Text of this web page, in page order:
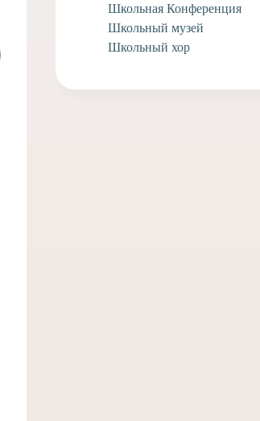
Школьная Конференция
Школьный музей
Школьный хор